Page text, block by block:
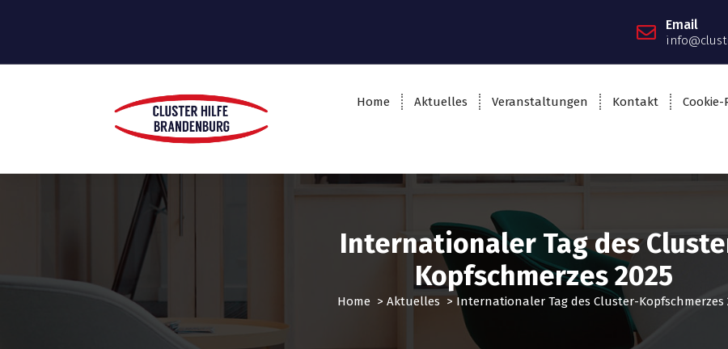
Email
Home Aktuelles Veranstaltungen Kontakt Cookie-
Internationaler Tag des
Kopfschmerzes 2025
Home> Aktuelles > Internationaler Tag des Cluster-Kopfschmerzes